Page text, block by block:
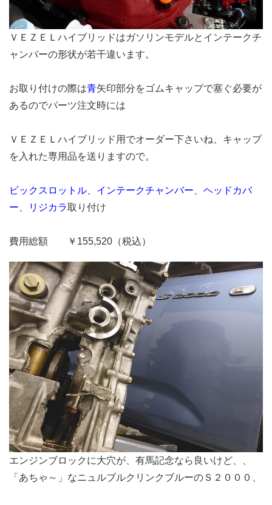
ＶＥＺＥＬハイブリッドはガソリンモデルとインテークチ
ャンバーの形状が若干違います。
お取り付けの際は青矢印部分をゴムキャップで塞ぐ必要が
あるのでパーツ注文時には
ＶＥＺＥＬハイブリッド用でオーダー下さいね、キャップ
を入れた専用品を送りますので。
ビックスロットル インテークチャンバー
ヘッドカバ
ー
リジカラ取り付け
費用総額 ￥155,520（税込）
エンジンブロックに大穴が、有馬記念なら良いけど、、
「あちゃ～」なニュルブルクリンクブルーのＳ２０００、